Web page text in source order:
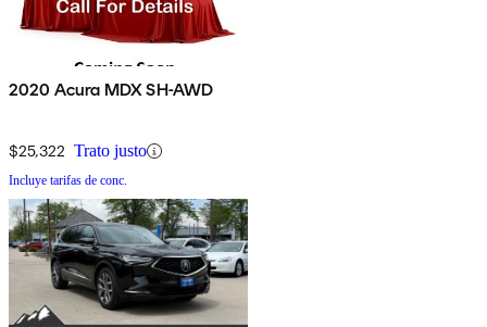
2020 Acura MDX SH-AWD
$25,322 Trato justo
Incluye tarifas de conc.